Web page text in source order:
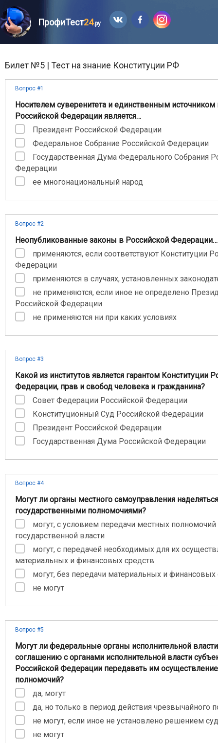
ПрофиТест24.ру
Билет №5 | Тест на знание Конституции РФ
Вопрос #1
Носителем суверенитета и единственным источником
Российской Федерации является…
Президент Российской Федерации
Федеральное Собрание Российской Федерации
Государственная Дума Федерального Собрания
Федерации
ее многонациональный народ
Вопрос #2
Неопубликованные законы в Российской Федерации…
применяются, если соответствуют Конституции
Федерации
применяются в случаях, установленных
не применяются, если иное не определено
Российской Федерации
не применяются ни при каких условиях
Вопрос #3
Какой из институтов является гарантом Конституции
Федерации, прав и свобод человека и гражданина?
Совет Федерации Российской Федерации
Конституционный Суд Российской Федерации
Президент Российской Федерации
Государственная Дума Российской Федерации
Вопрос #4
Могут ли органы местного самоуправления наделяться
государственными полномочиями?
могут, с условием передачи местных полномочий
государственной власти
могут, с передачей необходимых для их
материальных и финансовых средств
могут, без передачи материальных и финансовых
не могут
Вопрос #5
Могут ли федеральные органы исполнительной
соглашению с органами исполнительной власти
Российской Федерации передавать им осуществление
полномочий?
да, могут
да, но только в период действия чрезвычайного
не могут, если иное не установлено решением
не могут